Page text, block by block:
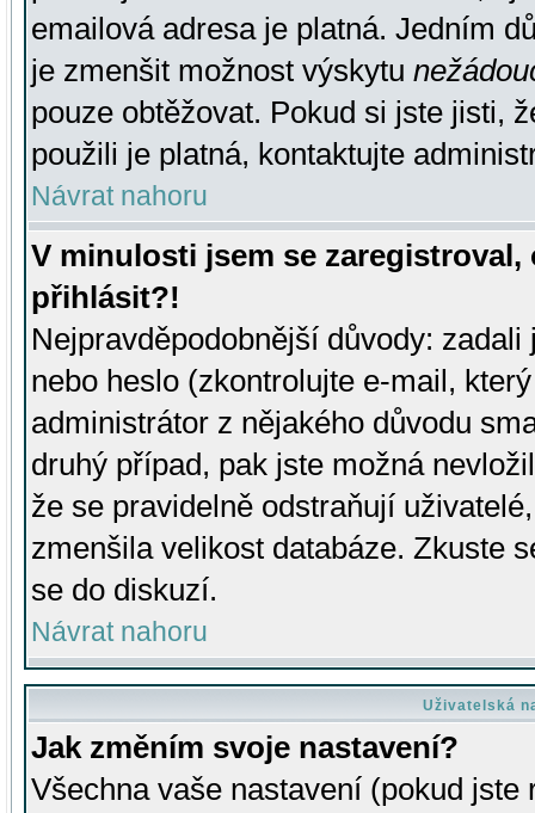
emailová adresa je platná. Jedním
je zmenšit možnost výskytu
pouze obtěžovat. Pokud si jste jisti,
použili je platná, kontaktujte
Návrat nahoru
V minulosti jsem se
přihlásit?!
Nejpravděpodobnější důvody:
nebo heslo (zkontrolujte e-mail,
administrátor z nějakého důvodu
druhý případ, pak jste možná
že se pravidelně odstraňují
zmenšila velikost databáze. Zkuste
se do diskuzí.
Návrat nahoru
Uživatelská
Jak změním svoje nastavení?
Všechna vaše nastavení (pokud